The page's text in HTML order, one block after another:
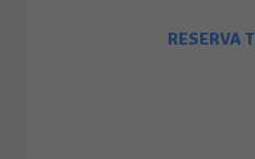
RESERVA